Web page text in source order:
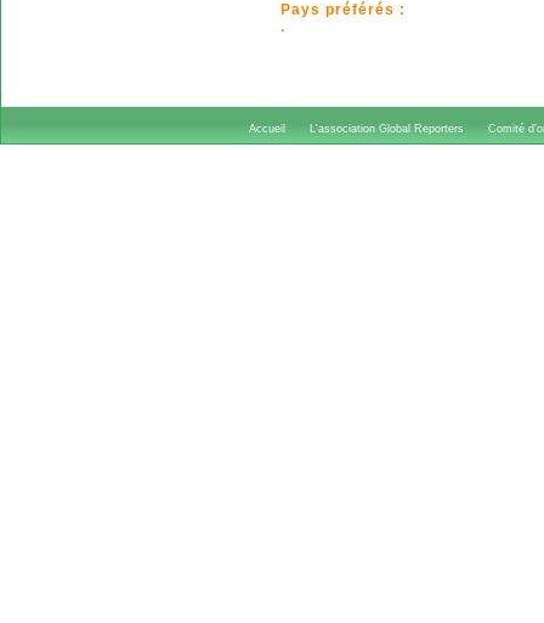
Pays préférés :
.
Accueil L'association Global Reporters Comité